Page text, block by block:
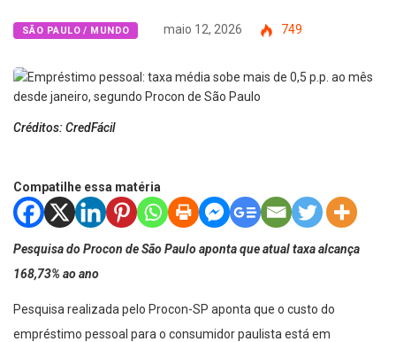
SÃO PAULO / MUNDO maio 12, 2026 749
Créditos: CredFácil
Compatilhe essa matéria
Pesquisa do Procon de São Paulo aponta que atual taxa alcança
168,73% ao ano
Pesquisa realizada pelo Procon-SP aponta que o custo do
empréstimo pessoal para o consumidor paulista está em